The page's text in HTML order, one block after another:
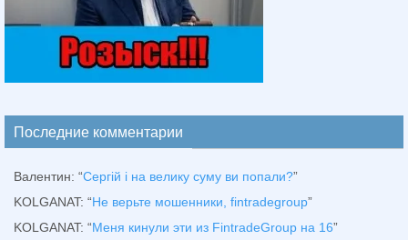
Последние комментарии
Валентин: “Сергій і на велику суму ви попали?”
KOLGANAT: “Не верьте мошенники, fintradegroup”
KOLGANAT: “Меня кинули эти из FintradeGroup на 16”